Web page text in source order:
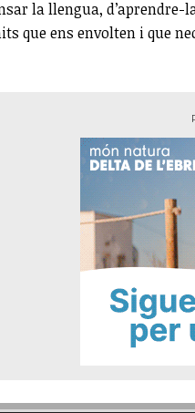
la llengua,
que ens envolten i que